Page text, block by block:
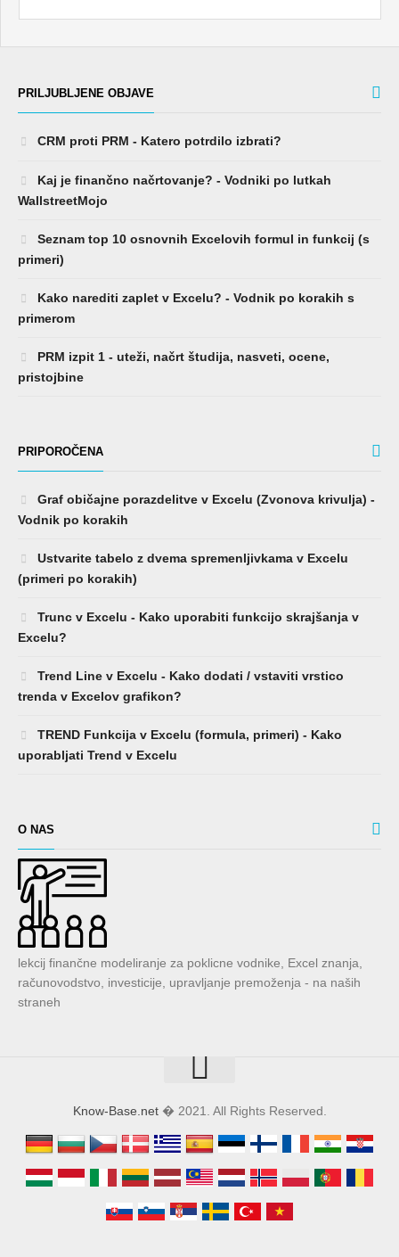
PRILJUBLJENE OBJAVE
CRM proti PRM - Katero potrdilo izbrati?
Kaj je finančno načrtovanje? - Vodniki po lutkah
WallstreetMojo
Seznam top 10 osnovnih Excelovih formul in funkcij (s
primeri)
Kako narediti zaplet v Excelu? - Vodnik po korakih s
primerom
PRM izpit 1 - uteži, načrt študija, nasveti, ocene,
pristojbine
PRIPOROČENA
Graf običajne porazdelitve v Excelu (Zvonova krivulja) -
Vodnik po korakih
Ustvarite tabelo z dvema spremenljivkama v Excelu
(primeri po korakih)
Trunc v Excelu - Kako uporabiti funkcijo skrajšanja v
Excelu?
Trend Line v Excelu - Kako dodati / vstaviti vrstico
trenda v Excelov grafikon?
TREND Funkcija v Excelu (formula, primeri) - Kako
uporabljati Trend v Excelu
O NAS
lekcij finančne modeliranje za poklicne vodnike, Excel znanja,
računovodstvo, investicije, upravljanje premoženja - na naših
straneh
Know-Base.net� 2021. All Rights Reserved.